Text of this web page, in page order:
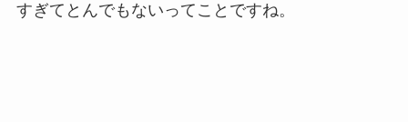
すぎてとんでもないってことですね。